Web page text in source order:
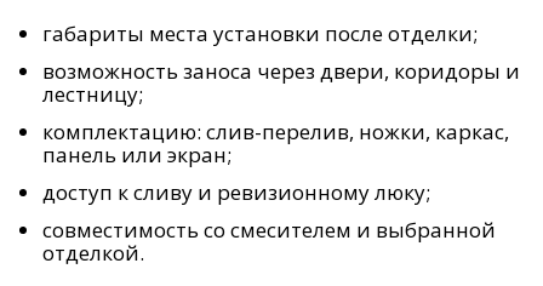
габариты места установки после отделки;
возможность заноса через двери, коридоры и
лестницу;
комплектацию: слив-перелив, ножки, каркас,
панель или экран;
доступ к сливу и ревизионному люку;
совместимость со смесителем и выбранной
отделкой.